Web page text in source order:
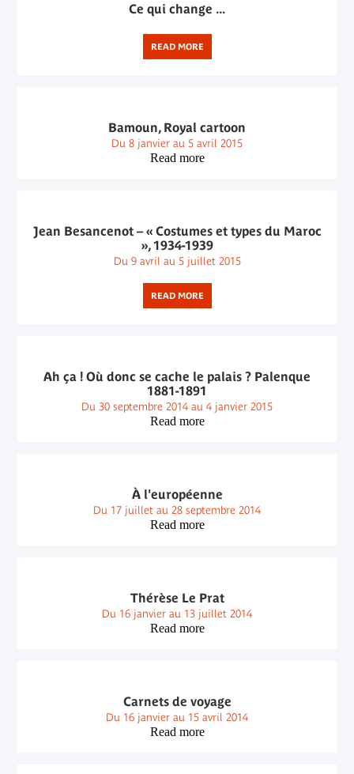
Ce qui change ...
READ MORE
Bamoun, Royal cartoon
Du 8 janvier au 5 avril 2015
Read more
Jean Besancenot – « Costumes et types du Maroc
», 1934-1939
Du 9 avril au 5 juillet 2015
READ MORE
Ah ça ! Où donc se cache le palais ? Palenque
1881-1891
Du 30 septembre 2014 au 4 janvier 2015
Read more
À l'européenne
Du 17 juillet au 28 septembre 2014
Read more
Thérèse Le Prat
Du 16 janvier au 13 juillet 2014
Read more
Carnets de voyage
Du 16 janvier au 15 avril 2014
Read more